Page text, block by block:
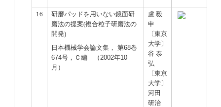
16
研磨パッドを用いない鏡面研
磨法の提案(複合粒子研磨法の
開発)
日本機械学会論文集， 第68巻
674号，Ｃ編 （2002年10
月）
盧 毅
申
〔東京
大学〕
谷 泰
弘
〔東京
大学〕
河田
研治